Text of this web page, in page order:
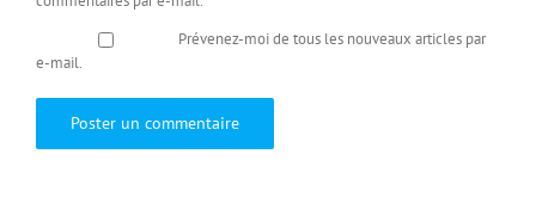
Prévenez-moi de tous les nouveaux articles par
e-mail.